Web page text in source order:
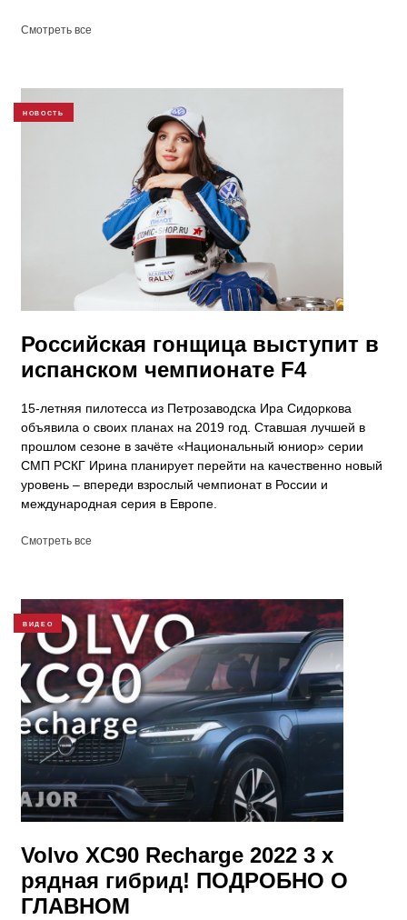
Смотреть все
НОВОСТЬ
Российская гонщица выступит в
испанском чемпионате F4
15-летняя пилотесса из Петрозаводска Ира Сидоркова
объявила о своих планах на 2019 год. Ставшая лучшей в
прошлом сезоне в зачёте «Национальный юниор» серии
СМП РСКГ Ирина планирует перейти на качественно новый
уровень – впереди взрослый чемпионат в России и
международная серия в Европе.
Смотреть все
ВИДЕО
Volvo XC90 Recharge 2022 3 х
рядная гибрид! ПОДРОБНО О
ГЛАВНОМ